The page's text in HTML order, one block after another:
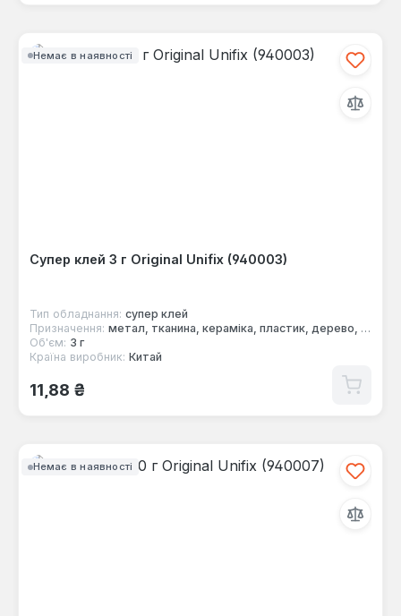
Немає в наявності
Супер клей 3 г Оriginal Unifix (940003)
Тип обладнання: супер клей
Призначення: метал, тканина, кераміка, пластик, дерево, гума
Об'єм: 3 г
Країна виробник: Китай
Звичайна ціна:
11,88 ₴
Немає в наявності